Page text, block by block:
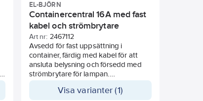
EL-BJÖRN
Containercentral 16A med fast
kabel och strömbrytare
Art nr: 2467112
Avsedd för fast uppsättning i
container, färdig med kabel för att
ansluta belysning och försedd med
strömbrytare för lampan.
glasklar plast. Försedd med
Visa varianter (1)